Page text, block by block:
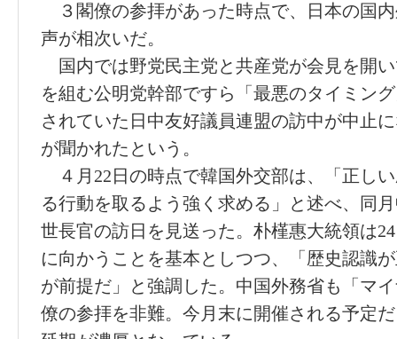
３閣僚の参拝があった時点で、日本の国
声が相次いだ。
国内では野党民主党と共産党が会見を開
を組む公明党幹部ですら「最悪のタイミン
されていた日中友好議員連盟の訪中が中止
が聞かれたという。
４月22日の時点で韓国外交部は、「正し
る行動を取るよう強く求める」と述べ、同
世長官の訪日を見送った。朴槿惠大統領は
に向かうことを基本としつつ、「歴史認識
が前提だ」と強調した。中国外務省も「マ
僚の参拝を非難。今月末に開催される予定